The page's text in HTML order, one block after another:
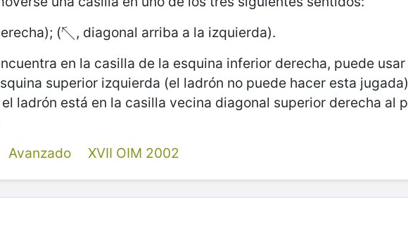
(↖
↖ , diagonal arriba a la izquierda).
en la casilla de la esquina inferior derecha, puede
superior izquierda (el ladrón no puede hacer esta
ladrón está en la casilla vecina diagonal superior derecha al
Avanzado XVII OIM 2002